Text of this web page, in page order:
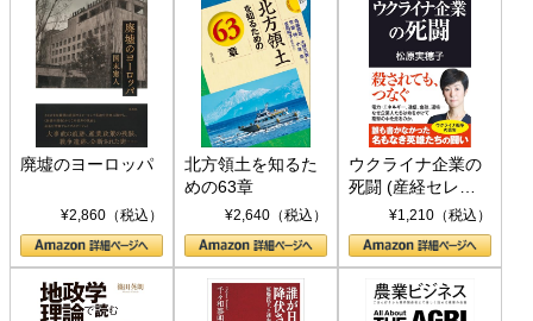
廃墟のヨーロッパ
¥2,860（税込）
北方領土を知るた
めの63章
¥2,640（税込）
ウクライナ企業の
死闘 (産経セレク
ト S 039)¥1,210（税込）